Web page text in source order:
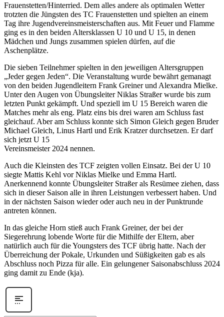
Frauenstetten/Hinterried. Dem alles andere als optimalen Wetter
trotzten die Jüngsten des TC Frauenstetten und spielten an einem
Tag ihre Jugendvereinsmeisterschaften aus. Mit Feuer und Flamme
ging es in den beiden Altersklassen U 10 und U 15, in denen
Mädchen und Jungs zusammen spielen dürfen, auf die
Aschenplätze.
Die sieben Teilnehmer spielten in den jeweiligen Altersgruppen
„Jeder gegen Jeden“. Die Veranstaltung wurde bewährt gemanagt
von den beiden Jugendleitern Frank Greiner und Alexandra Mielke.
Unter den Augen von Übungsleiter Niklas Straßer wurde bis zum
letzten Punkt gekämpft. Und speziell im U 15 Bereich waren die
Matches mehr als eng. Platz eins bis drei waren am Schluss fast
gleichauf. Aber am Schluss konnte sich Simon Gleich gegen Bruder
Michael Gleich, Linus Hartl und Erik Kratzer durchsetzen. Er darf
sich jetzt U 15
Vereinsmeister 2024 nennen.
Auch die Kleinsten des TCF zeigten vollen Einsatz. Bei der U 10
siegte Mattis Kehl vor Niklas Mielke und Emma Hartl.
Anerkennend konnte Übungsleiter Straßer als Resümee ziehen, dass
sich in dieser Saison alle in ihren Leistungen verbessert haben. Und
in der nächsten Saison wieder oder auch neu in der Punktrunde
antreten können.
In das gleiche Horn stieß auch Frank Greiner, der bei der
Siegerehrung lobende Worte für die Mithilfe der Eltern, aber
natürlich auch für die Youngsters des TCF übrig hatte. Nach der
Überreichung der Pokale, Urkunden und Süßigkeiten gab es als
Abschluss noch Pizza für alle. Ein gelungener Saisonabschluss 2024
ging damit zu Ende (kja).